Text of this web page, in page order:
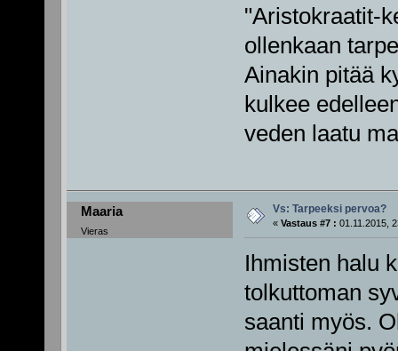
"Aristokraatit-
ollenkaan
Ainakin pitää
kulkee
veden laatu
Maaria
Vieras
Vs: Tarpeeksi pervoa?
« Vastaus #7 : 01.11.2015,
Ihmisten halu
tolkuttoman
saanti myös.